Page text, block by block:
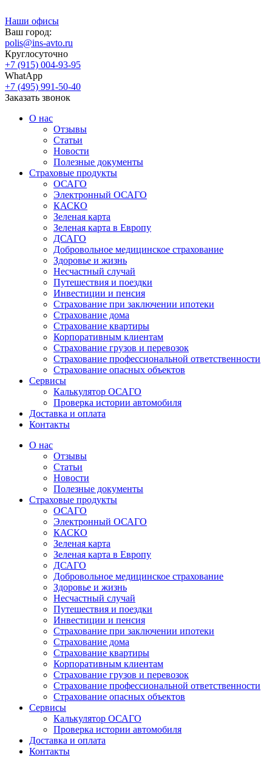
Наши офисы
Ваш город:
polis@ins-avto.ru
Круглосуточно
+7 (915) 004-93-95
WhatApp
+7 (495) 991-50-40
Заказать звонок
О нас
Отзывы
Статьи
Новости
Полезные документы
Страховые продукты
ОСАГО
Электронный ОСАГО
КАСКО
Зеленая карта
Зеленая карта в Европу
ДСАГО
Добровольное медицинское страхование
Здоровье и жизнь
Несчастный случай
Путешествия и поездки
Инвестиции и пенсия
Страхование при заключении ипотеки
Страхование дома
Страхование квартиры
Корпоративным клиентам
Страхование грузов и перевозок
Страхование профессиональной ответственности
Страхование опасных объектов
Сервисы
Калькулятор ОСАГО
Проверка истории автомобиля
Доставка и оплата
Контакты
О нас
Отзывы
Статьи
Новости
Полезные документы
Страховые продукты
ОСАГО
Электронный ОСАГО
КАСКО
Зеленая карта
Зеленая карта в Европу
ДСАГО
Добровольное медицинское страхование
Здоровье и жизнь
Несчастный случай
Путешествия и поездки
Инвестиции и пенсия
Страхование при заключении ипотеки
Страхование дома
Страхование квартиры
Корпоративным клиентам
Страхование грузов и перевозок
Страхование профессиональной ответственности
Страхование опасных объектов
Сервисы
Калькулятор ОСАГО
Проверка истории автомобиля
Доставка и оплата
Контакты